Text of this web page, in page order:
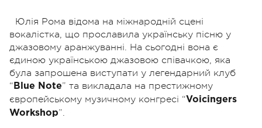
Юлія Рома відома на міжнародній сцені
вокалістка, що прославила українську пісню у
джазовому аранжуванні. На сьогодні вона є
єдиною українською джазовою співачкою, яка
була запрошена виступати у легендарний клуб
“ Blue Note” та викладала на престижному
європейському музичному конгресі “Voicingers
Workshop”.